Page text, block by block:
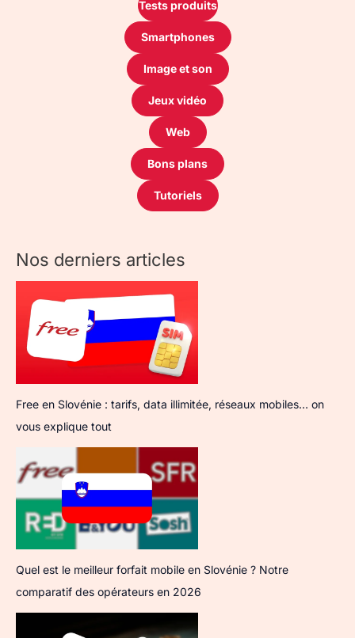
Tests produits
Smartphones
Image et son
Jeux vidéo
Web
Bons plans
Tutoriels
Nos derniers articles
Free en Slovénie : tarifs, data illimitée, réseaux mobiles… on
vous explique tout
Quel est le meilleur forfait mobile en Slovénie ? Notre
comparatif des opérateurs en 2026